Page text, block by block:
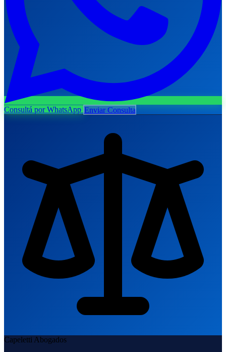
Consultá por WhatsApp Enviar Consulta
Capeletti Abogados